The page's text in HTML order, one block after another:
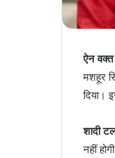
ऐन वक्त
मशहूर
दिया।
शादी
नहीं